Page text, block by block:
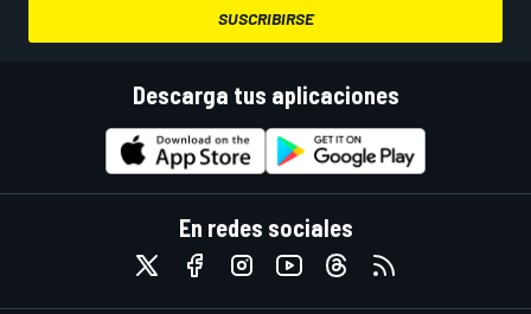
SUSCRIBIRSE
Descarga tus aplicaciones
En redes sociales